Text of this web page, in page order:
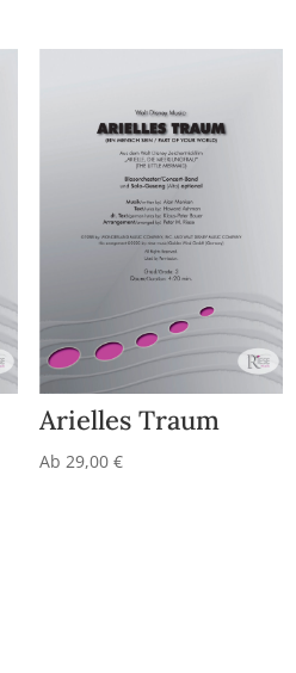
Arielles Traum
Ab 29,00 €